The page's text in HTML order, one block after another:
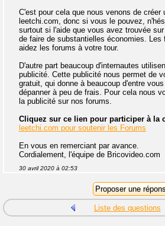
C'est pour cela que nous venons de créer
leetchi.com, donc si vous le pouvez,
surtout si l'aide que vous avez trouvée
de faire de substantielles économies. Les
aidez les forums à votre tour.
D'autre part beaucoup d'internautes
publicité. Cette publicité nous permet de
gratuit, qui donne à beaucoup d'entre
dépanner à peu de frais. Pour cela nous
la publicité sur nos forums.
Cliquez sur ce lien pour participer à la
leetchi.com pour soutenir les Forums
En vous en remerciant par avance.
Cordialement, l'équipe de Bricovideo.com
30 avril 2020 à 02:53
Liste des questions